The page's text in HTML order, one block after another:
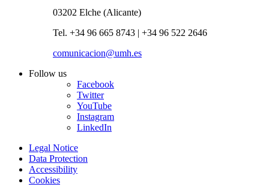
03202 Elche (Alicante)
Tel. +34 96 665 8743 | +34 96 522 2646
comunicacion@umh.es
Follow us
Facebook
Twitter
YouTube
Instagram
LinkedIn
Legal Notice
Data Protection
Accessibility
Cookies